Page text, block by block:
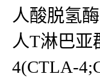
人酸脱氢
人T淋巴亚
4(CTLA-